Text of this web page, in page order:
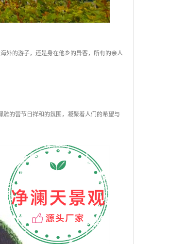
外的游子，还是身在他乡的异客，所有的亲人
的营节日祥和的氛围，凝聚着人们的希望与